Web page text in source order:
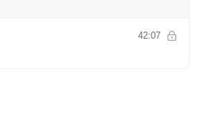
42:07